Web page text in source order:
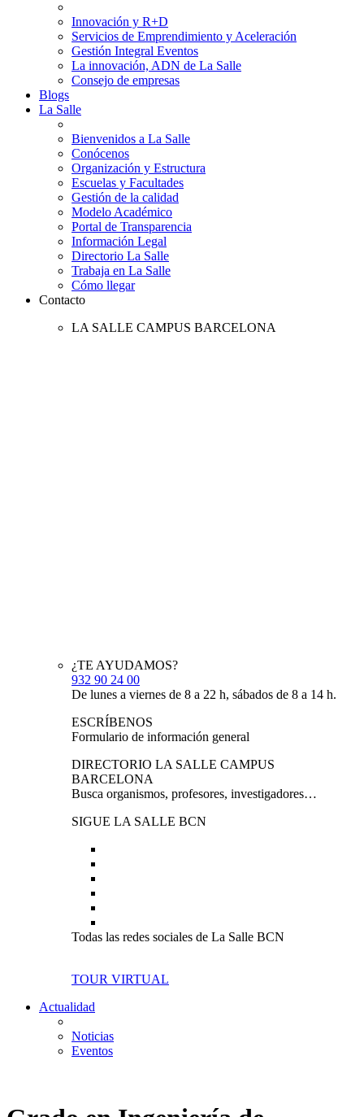
Innovación y R+D
Servicios de Emprendimiento y Aceleración
Gestión Integral Eventos
La innovación, ADN de La Salle
Consejo de empresas
Blogs
La Salle
Bienvenidos a La Salle
Conócenos
Organización y Estructura
Escuelas y Facultades
Gestión de la calidad
Modelo Académico
Portal de Transparencia
Información Legal
Directorio La Salle
Trabaja en La Salle
Cómo llegar
Contacto
LA SALLE CAMPUS BARCELONA
¿TE AYUDAMOS?
932 90 24 00
De lunes a viernes de 8 a 22 h, sábados de 8 a 14 h.
ESCRÍBENOS
Formulario de información general
DIRECTORIO LA SALLE CAMPUS
BARCELONA
Busca organismos, profesores, investigadores…
SIGUE LA SALLE BCN
Todas las redes sociales de La Salle BCN
TOUR VIRTUAL
Actualidad
Noticias
Eventos